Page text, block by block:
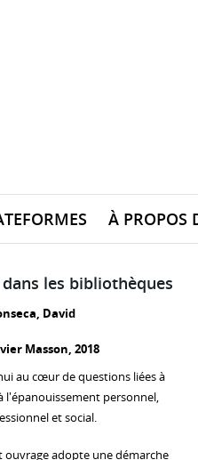
À PROPOS
les bibliothèques
David
Masson, 2018
au cœur de questions liées à
l'épanouissement personnel,
et social.
ouvrage adopte une démarche